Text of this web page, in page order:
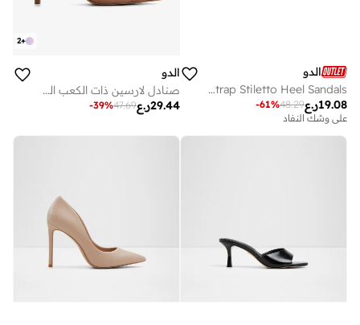
الدو
KAIASIEN Ankle Strap Stiletto Heel Sandals
ر.ع19.08
48.29
-61%
على وشك النفاد
+
2
الدو
صنادل لارسين ذات الكعب العالي
ر.ع29.44
47.69
-39%